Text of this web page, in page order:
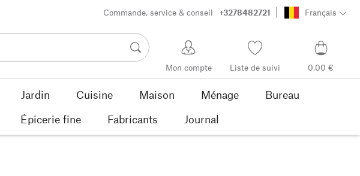
Commande, service & conseil +3278482721 Français
Mon compte Liste de suivi 0,00 €
Jardin Cuisine Maison Ménage
Bureau
Épicerie fine Fabricants Journal